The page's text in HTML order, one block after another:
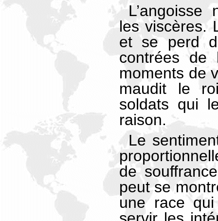
les viscères.
et se perd
contrées de
moments de
maudit le
soldats qui
raison.
Le
de
peut se
une race